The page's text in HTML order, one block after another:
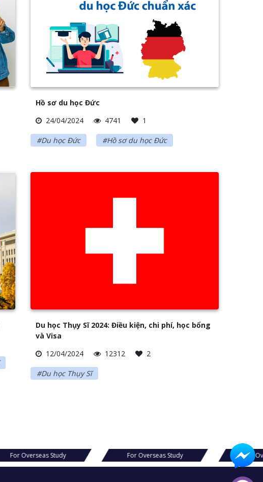
Hồ sơ du học Đức
24/04/2024
4741 1
#Du học Đức #Hồ sơ du học Đức
Du học Thụy Sĩ 2024: Điều kiện, chi phí, học bổng
và Visa
12/04/2024
12312 2
#Du học Thụy Sĩ
For Overseas Study For Overseas Study For